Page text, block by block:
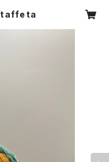
ひめだるまBrooch | taffeta